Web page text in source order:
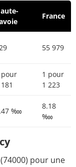
France
55 979
pour
1 pour
1 223
‱
8.18
‱
pour une